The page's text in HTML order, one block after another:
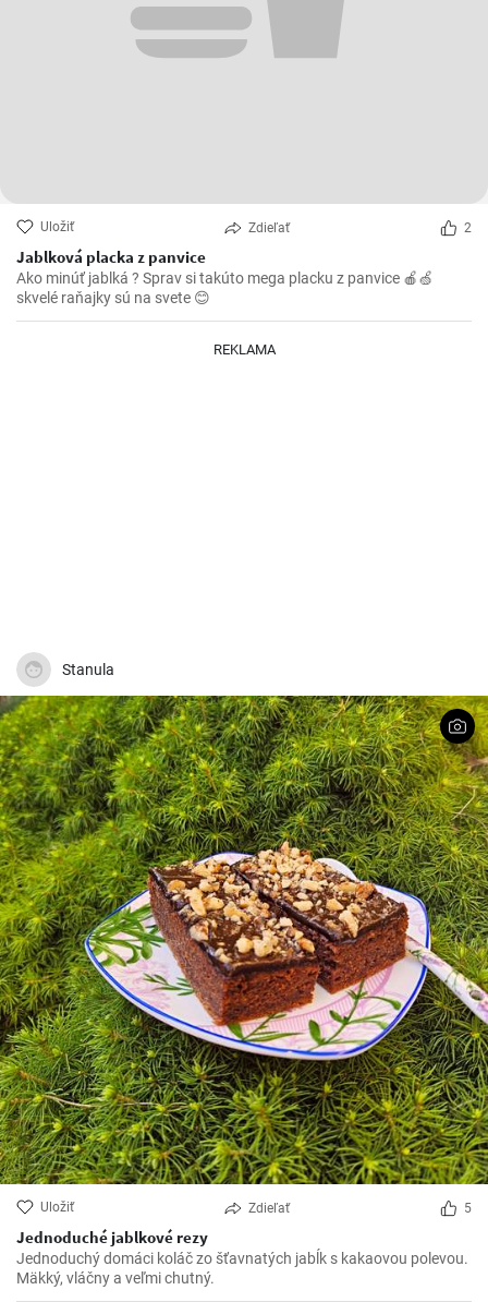
Uložiť Zdieľať 2
Jablková placka z panvice
Ako minúť jablká ? Sprav si takúto mega placku z panvice 🍎🍏
skvelé raňajky sú na svete 😊
REKLAMA
Stanula
Uložiť Zdieľať 5
Jednoduché jablkové rezy
Jednoduchý domáci koláč zo šťavnatých jabĺk s kakaovou polevou.
Mäkký, vláčny a veľmi chutný.